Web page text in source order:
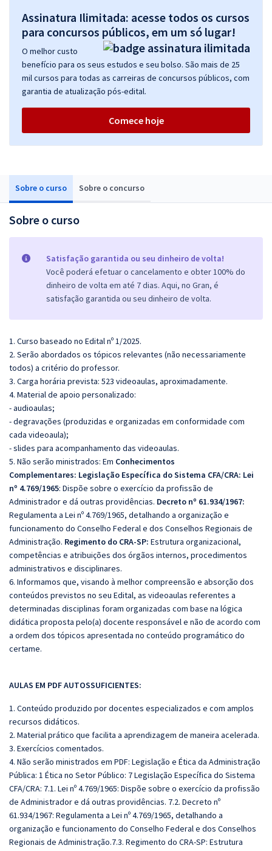
Sobre o curso Sobre o concurso
Sobre o curso
Satisfação garantida ou seu dinheiro de volta!
Você poderá efetuar o cancelamento e obter 100% do
dinheiro de volta em até 7 dias. Aqui, no Gran, é
satisfação garantida ou seu dinheiro de volta.
1. Curso baseado no Edital nº 1/2025.
2. Serão abordados os tópicos relevantes (não necessariamente
todos) a critério do professor.
3. Carga horária prevista: 523 videoaulas, aproximadamente.
4. Material de apoio personalizado:
- audioaulas;
- degravações (produzidas e organizadas em conformidade com
cada videoaula);
- slides para acompanhamento das videoaulas.
5. Não serão ministrados: Em Conhecimentos
Complementares: Legislação Específica do Sistema CFA/CRA: Lei
nº 4.769/1965: Dispõe sobre o exercício da profissão de
Administrador e dá outras providências. Decreto nº 61.934/1967:
Regulamenta a Lei nº 4.769/1965, detalhando a organização e
funcionamento do Conselho Federal e dos Conselhos Regionais de
Administração. Regimento do CRA-SP: Estrutura organizacional,
competências e atribuições dos órgãos internos, procedimentos
administrativos e disciplinares.
6. Informamos que, visando à melhor compreensão e absorção dos
conteúdos previstos no seu Edital, as videoaulas referentes a
determinadas disciplinas foram organizadas com base na lógica
didática proposta pelo(a) docente responsável e não de acordo com
a ordem dos tópicos apresentada no conteúdo programático do
certame.
AULAS EM PDF AUTOSSUFICIENTES:
1. Conteúdo produzido por docentes especializados e com amplos
recursos didáticos.
2. Material prático que facilita a aprendizagem de maneira acelerada.
3. Exercícios comentados.
4. Não serão ministrados em PDF: Legislação e Ética da Administração
Pública: 1 Ética no Setor Público: 7 Legislação Específica do Sistema
CFA/CRA: 7.1. Lei nº 4.769/1965: Dispõe sobre o exercício da profissão
de Administrador e dá outras providências. 7.2. Decreto nº
61.934/1967: Regulamenta a Lei nº 4.769/1965, detalhando a
organização e funcionamento do Conselho Federal e dos Conselhos
Regionais de Administração.7.3. Regimento do CRA-SP: Estrutura
Assinatura Ilimitada: acesse todos os cursos
para concursos públicos, em um só lugar!
O melhor custo
benefício para os seus estudos e seu bolso. São mais de 25
mil cursos para todas as carreiras de concursos públicos, com
garantia de atualização pós-edital.
Comece hoje